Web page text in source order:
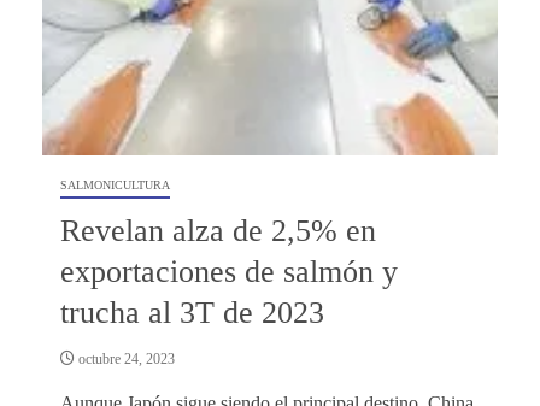
SALMONICULTURA
Revelan alza de 2,5% en
exportaciones de salmón y
trucha al 3T de 2023
octubre 24, 2023